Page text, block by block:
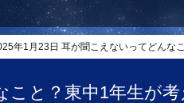
年1月23日 耳が聞こえないってどんな
と？東中1年生が考